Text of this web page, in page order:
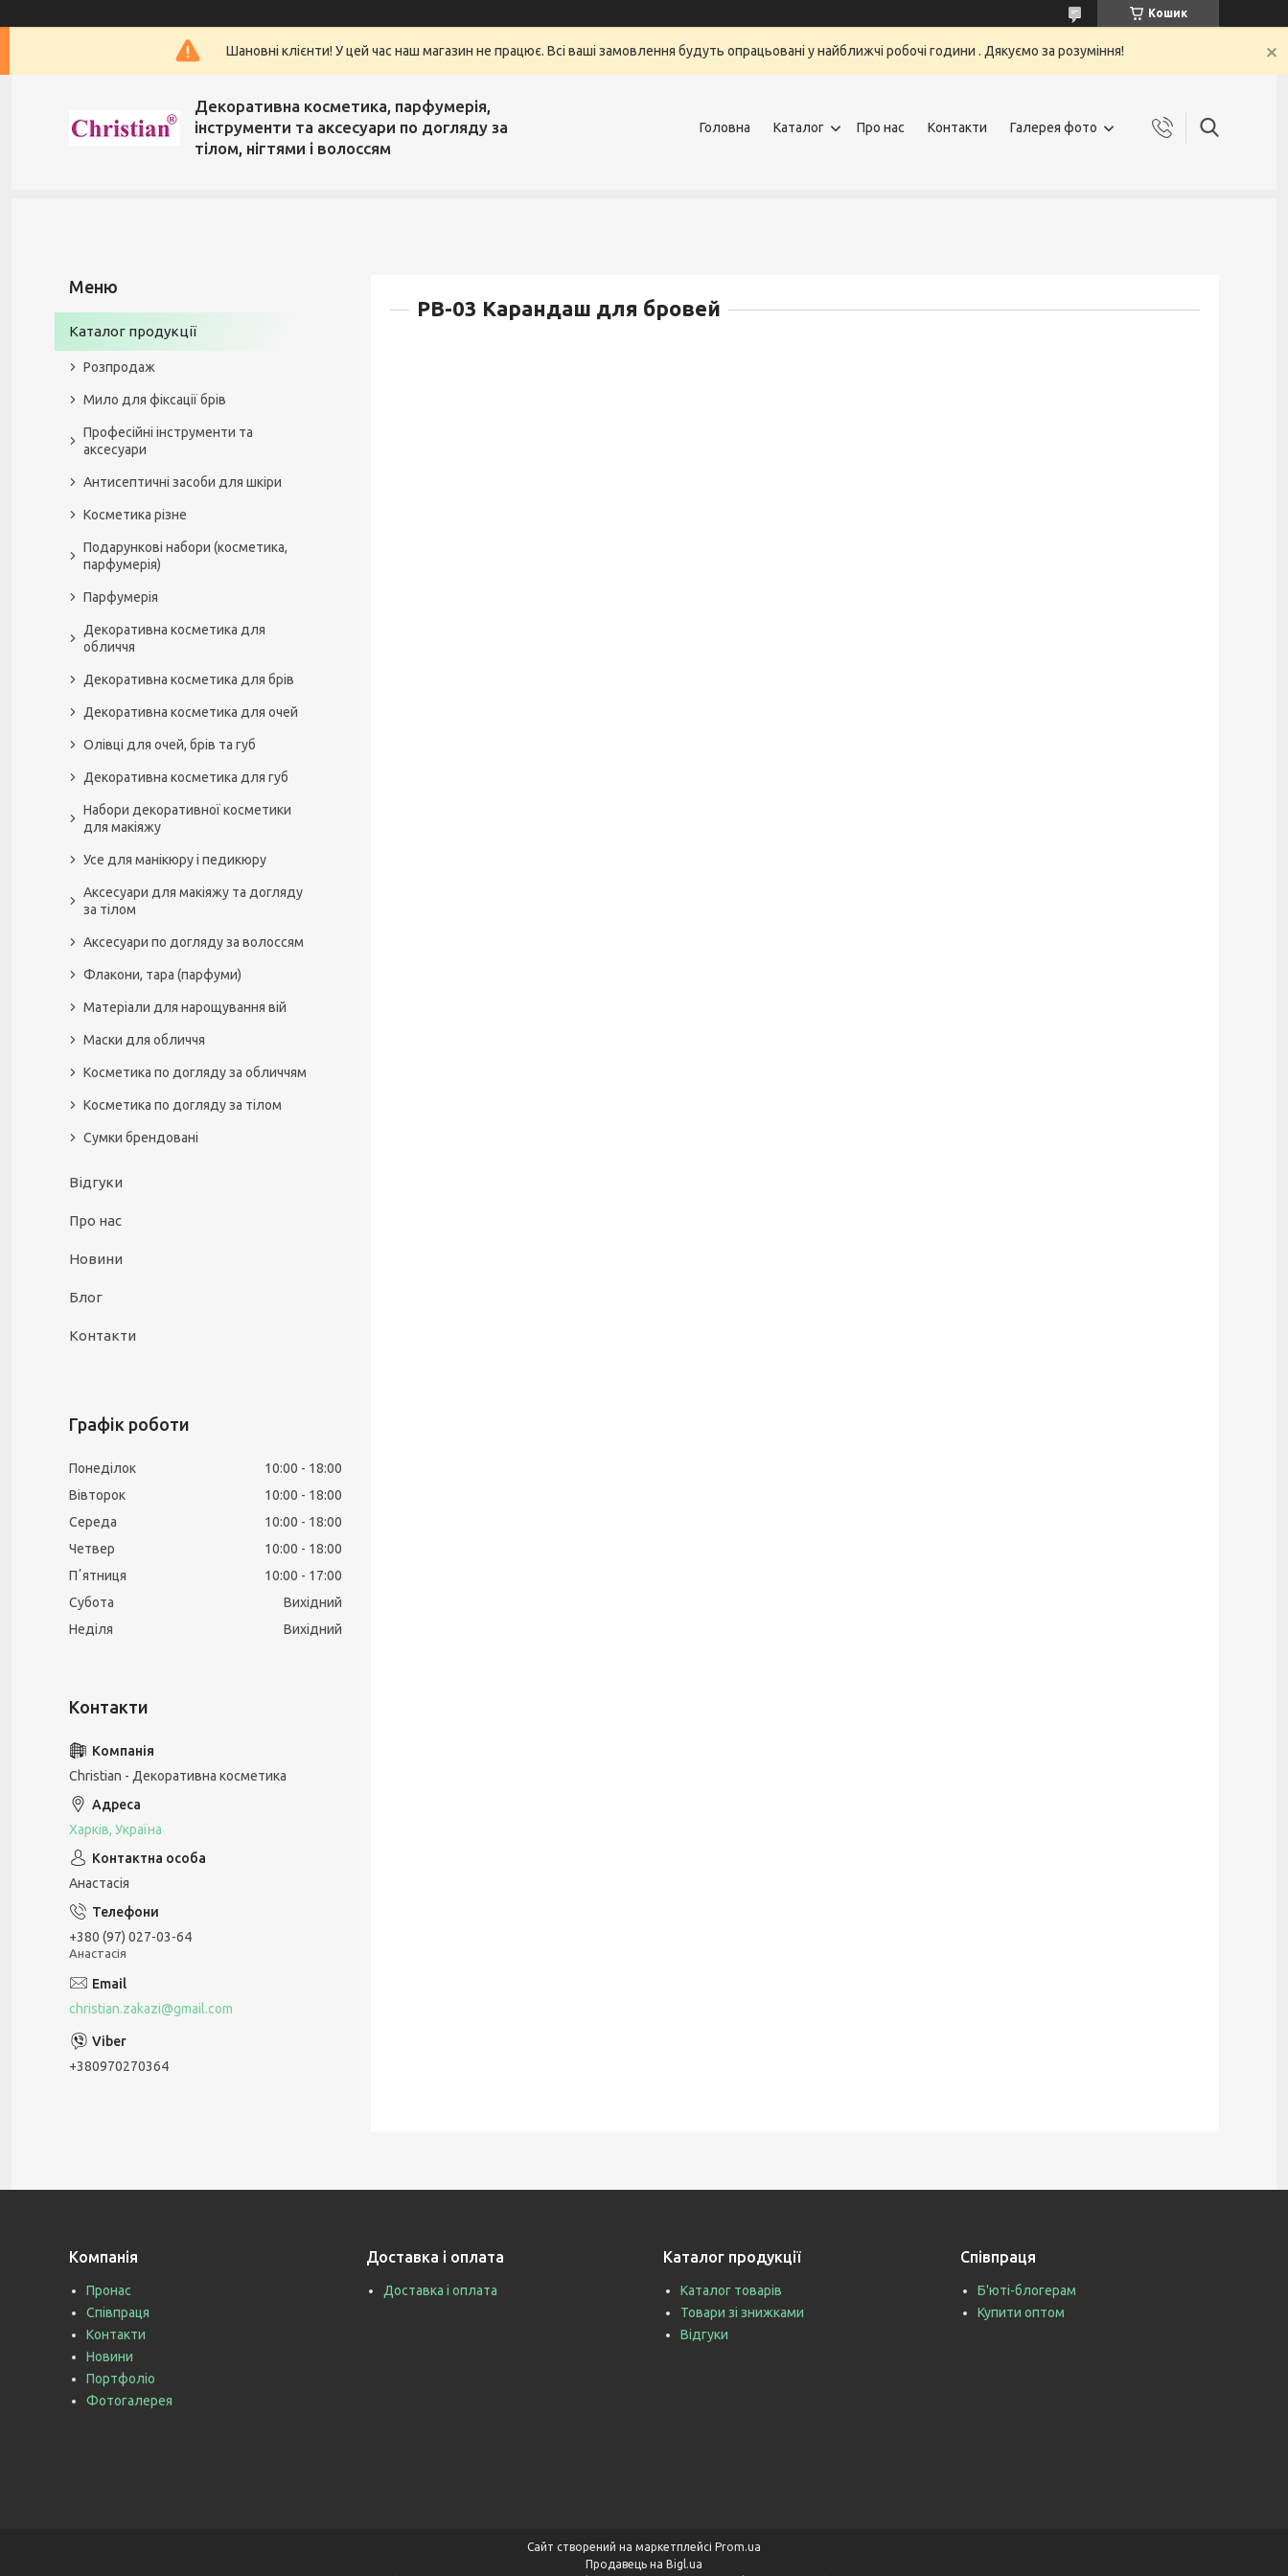
Кошик
Шановні клієнти! У цей час наш магазин не працює. Всі ваші замовлення будуть опрацьовані у найближчі робочі години . Дякуємо за розуміння!
Декоративна косметика, парфумерія,
інструменти та аксесуари по догляду за
тілом, нігтями і волоссям
Головна Каталог Про нас Контакти Галерея фото
PB-03 Карандаш для бровей
Каталог продукції
Розпродаж
Мило для фіксації брів
Професійні інструменти та
аксесуари
Антисептичні засоби для шкіри
Косметика різне
Подарункові набори (косметика,
парфумерія)
Парфумерія
Декоративна косметика для
обличчя
Декоративна косметика для брів
Декоративна косметика для очей
Олівці для очей, брів та губ
Декоративна косметика для губ
Набори декоративної косметики
для макіяжу
Усе для манікюру і педикюру
Аксесуари для макіяжу та догляду
за тілом
Аксесуари по догляду за волоссям
Флакони, тара (парфуми)
Матеріали для нарощування вій
Маски для обличчя
Косметика по догляду за обличчям
Косметика по догляду за тілом
Сумки брендовані
Відгуки
Про нас
Новини
Блог
Контакти
Графік роботи
Понеділок 10:00
18:00
Вівторок
10:00
18:00
Середа
10:00
18:00
Четвер
10:00
18:00
Пʼятниця
10:00
17:00
Субота
Вихідний
Неділя
Вихідний
Christian - Декоративна косметика
Харків, Україна
Анастасія
+380 (97) 027-03-64
Анастасія
christian.zakazi@gmail.com
+380970270364
Компанія
Пронас
Співпраця
Контакти
Новини
Портфоліо
Фотогалерея
Доставка і оплата
Доставка і оплата
Каталог продукції
Каталог товарів
Товари зі знижками
Відгуки
Співпраця
Б'юті-блогерам
Купити оптом
Сайт створений на маркетплейсі Prom.ua
Продавець на Bigl.ua